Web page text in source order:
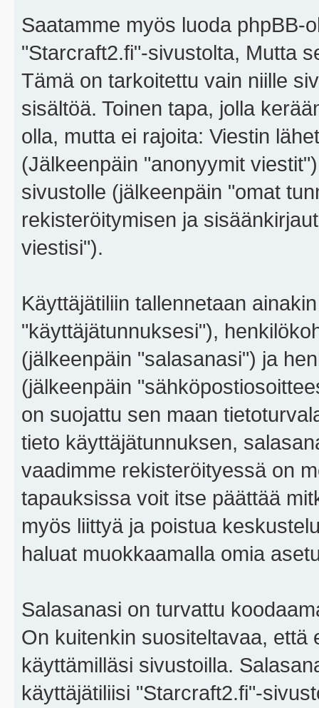
Saatamme myös luoda phpBB-
"Starcraft2.fi"-sivustolta, Mutta
Tämä on tarkoitettu vain niille
sisältöä. Toinen tapa, jolla
olla, mutta ei rajoita: Viestin
(Jälkeenpäin "anonyymit
sivustolle (jälkeenpäin "omat
rekisteröitymisen ja
viestisi").
Käyttäjätiliin tallennetaan
"käyttäjätunnuksesi"),
(jälkeenpäin "salasanasi") ja
(jälkeenpäin
on suojattu sen maan
tieto käyttäjätunnuksen,
vaadimme rekisteröityessä on
tapauksissa voit itse päättää
myös liittyä ja poistua
haluat muokkaamalla omia
Salasanasi on turvattu
On kuitenkin suositeltavaa,
käyttämilläsi sivustoilla.
käyttäjätiliisi "Starcraft2.fi"-